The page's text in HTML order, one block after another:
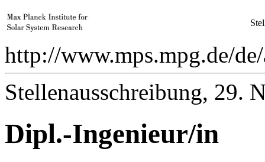
http://www.mps.mpg.de/
Stellenausschreibung, 29.
Dipl.-Ingenieur/in